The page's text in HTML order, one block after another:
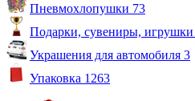
Пневмохлопушки 73
Подарки, сувениры, игрушки
Украшения для автомобиля 3
Упаковка 1263